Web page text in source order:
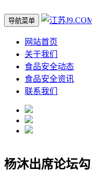
导航菜单
网站首页
关于我们
食品安全动态
食品安全资讯
联系我们
杨沐出席论坛